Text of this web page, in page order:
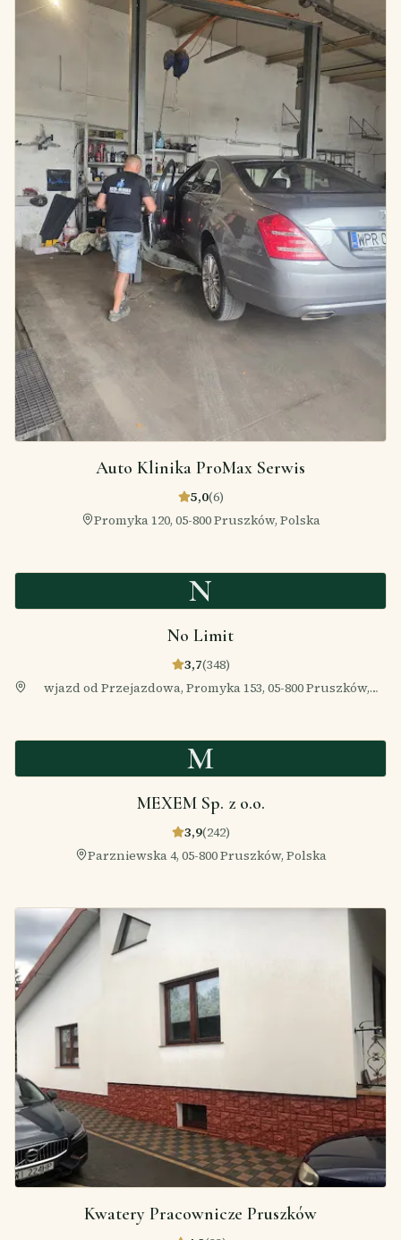
Auto Klinika ProMax Serwis
5,0(6)
Promyka 120, 05-800 Pruszków, Polska
N
No Limit
3,7(348)
wjazd od Przejazdowa, Promyka 153, 05-800 Pruszków,
M
MEXEM Sp. z o.o.
3,9(242)
Parzniewska 4, 05-800 Pruszków, Polska
Kwatery Pracownicze Pruszków